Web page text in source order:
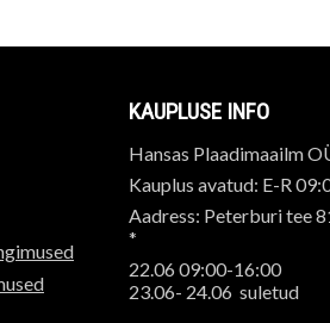
KAUPLUSE INFO
Hansas Plaadimaailm
Kauplus avatud: E-R
Aadress: Peterburi tee
*
22.06 09:00-16:00
23.06- 24.06 suletud